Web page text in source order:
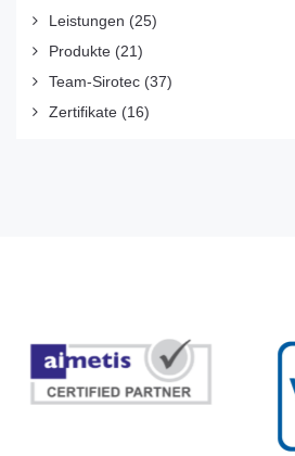
Leistungen (25)
Produkte (21)
Team-Sirotec (37)
Zertifikate (16)